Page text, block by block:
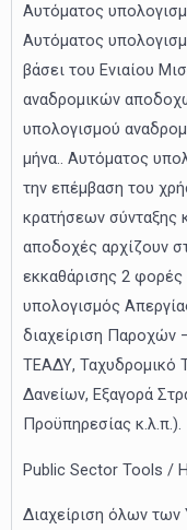
Αυτόματος
Αυτόματος
βάσει του Ενιαίου
αναδρομικών
υπολογισμού
μήνα.. Αυτόματος
την επέμβαση του
κρατήσεων σύνταξης
αποδοχές αρχίζουν
εκκαθάρισης 2 φορές
υπολογισμός
διαχείριση Παροχών
ΤΕΑΔΥ, Ταχυδρομικό
Δανείων, Εξαγορά
Προϋπηρεσίας κ.λ.π.).
Public Sector Tools /
Διαχείριση όλων